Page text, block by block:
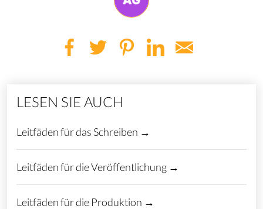
LESEN SIE AUCH
Leitfäden für das Schreiben →
Leitfäden für die Veröffentlichung →
Leitfäden für die Produktion →